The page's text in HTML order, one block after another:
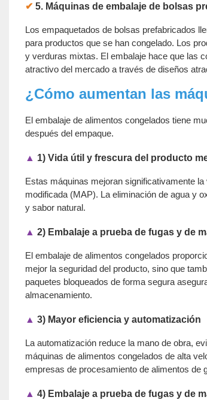
✔ 5. Máquinas de embalaje de bolsas
Los empaquetados de bolsas prefabricados
para productos que se han congelado. Los
y verduras mixtas. El embalaje hace que las
atractivo del mercado a través de diseños
¿Cómo aumentan las
El embalaje de alimentos congelados tiene
después del empaque.
▲ 1) Vida útil y frescura del producto
Estas máquinas mejoran significativamente
modificada (MAP). La eliminación de agua y
y sabor natural.
▲ 2) Embalaje a prueba de fugas y de
El embalaje de alimentos congelados
mejor la seguridad del producto, sino que
paquetes bloqueados de forma segura
almacenamiento.
▲ 3) Mayor eficiencia y automatización
La automatización reduce la mano de obra,
máquinas de alimentos congelados de alta
empresas de procesamiento de alimentos de
▲ 4) Embalaje a prueba de fugas y de